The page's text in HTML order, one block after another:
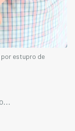
por estupro de